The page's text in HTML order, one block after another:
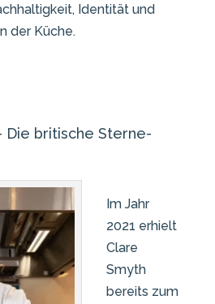
Identität und
der Küche.
Die britische Sterne-
Im Jahr
2021 erhielt
Clare
Smyth
bereits zum